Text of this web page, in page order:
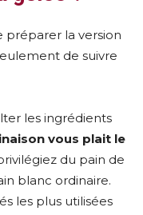
préparer la version
de suivre
les ingrédients
vous plait le
du pain de
blanc ordinaire.
les plus utilisées